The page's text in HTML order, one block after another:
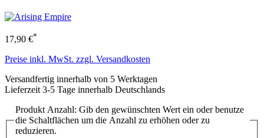
17,90 €*
Preise inkl. MwSt. zzgl. Versandkosten
Versandfertig innerhalb von 5 Werktagen
Lieferzeit 3-5 Tage innerhalb Deutschlands
Produkt Anzahl: Gib den gewünschten Wert ein oder benutze
die Schaltflächen um die Anzahl zu erhöhen oder zu
reduzieren.